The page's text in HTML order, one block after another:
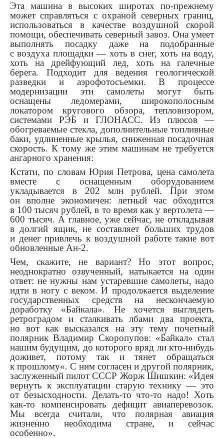
Эта машина в высоких широтах по-прежнему
может справляться с охраной северных границ,
использоваться в качестве воздушной скорой
помощи, обеспечивать северный завоз. Она умеет
выполнять посадку даже на подобранные
с воздуха площадки — хоть в снег, хоть на воду,
хоть на дрейфующий лед, хоть на галечные
берега. Подходит для ведения геологической
разведки и аэрофотосъемки. В процессе
модернизации эти самолеты могут быть
оснащены ледомерами, широкополосным
локатором кругового обзора, тепловизором,
системами РЭБ и ГЛОНАСС. Из плюсов —
обогреваемые стекла, дополнительные топливные
баки, удлиненные крылья, сниженная посадочная
скорость. К тому же этим машинам не требуется
ангарного хранения:
Кстати, по словам Юрия Петрова, цена самолета
вместе с оснащенным оборудованием
укладывается в 202 млн рублей. При этом
он вполне экономичен: летный час обходится
в 100 тысяч рублей, в то время как у вертолета —
600 тысяч. А главное, уже сейчас, не откладывая
в долгий ящик, не составляет больших трудов
и денег привлечь к воздушной работе такие вот
обновленные Ан-2.
Чем, скажите, не вариант? Но этот вопрос,
неоднократно озвученный, натыкается на один
ответ: не нужны нам устаревшие самолеты, надо
идти в ногу с веком. И продолжается выделение
государственных средств на нескончаемую
доработку «Байкала». Не хочется выглядеть
ретроградом и сталкивать лбами два проекта,
но вот как высказался на эту тему почетный
полярник Владимир Скоропупов: «Байкал» стал
нашим будущим, до которого вряд ли кто-нибудь
доживет, потому так и тянет обращаться
к прошлому«. С ним согласен и другой полярник,
заслуженный пилот СССР Жорж Шишкин: «Идея
вернуть к эксплуатации старую технику — это
от безысходности. Делать-то что-то надо! Хоть
как-то компенсировать дефицит авиаперевозок.
Мы всегда считали, что полярная авиация
жизненно необходима стране, и сейчас
особенно».